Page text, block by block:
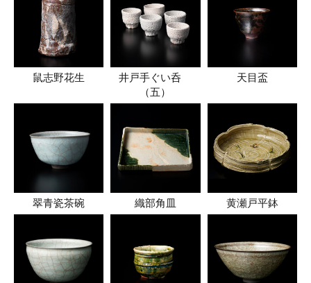
鼠志野花生
井戸手ぐい呑
（五）
天目盃
翠青瓷茶碗 織部角皿 黄瀬戸平鉢